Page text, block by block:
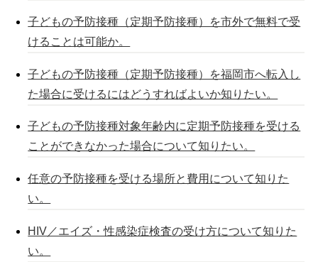
子どもの予防接種（定期予防接種）を市外で無料で受
けることは可能か。
子どもの予防接種（定期予防接種）を福岡市へ転入し
た場合に受けるにはどうすればよいか知りたい。
子どもの予防接種対象年齢内に定期予防接種を受ける
ことができなかった場合について知りたい。
任意の予防接種を受ける場所と費用について知りた
い。
HIV／エイズ・性感染症検査の受け方について知りた
い。